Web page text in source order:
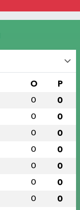
O P
0 0
0 0
0 0
0 0
0 0
0 0
0 0